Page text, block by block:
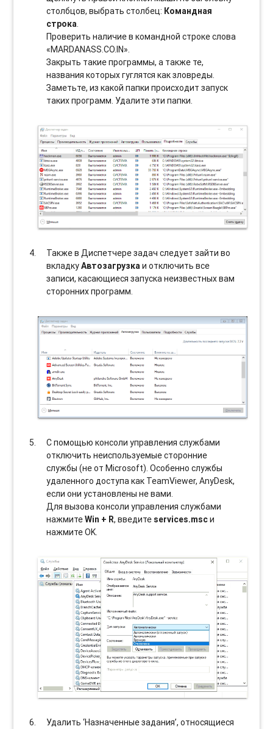
столбцов, выбрать столбец: Командная
строка.
Проверить наличие в командной строке слова
«MARDANASS.CO.IN».
Закрыть такие программы, а также те,
названия которых гуглятся как зловреды.
Заметьте, из какой папки происходит запуск
таких программ. Удалите эти папки.
Также в Диспетчере задач следует зайти во
вкладкуАвтозагрузкаи отключить все
записи, касающиеся запуска неизвестных вам
сторонних программ.
С помощью консоли управления службами
отключить неиспользуемые сторонние
службы (не от Microsoft). Особенно службы
удаленного доступа как TeamViewer, AnyDesk,
если они установлены не вами.
Для вызова консоли управления службами
нажмитеWin + R, введите services.mscи
нажмите OK.
Удалить ‘Назначенные задания’, относящиеся